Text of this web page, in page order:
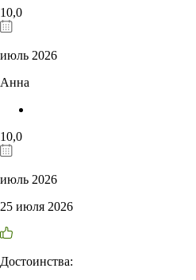
10,0
июль 2026
Анна
10,0
июль 2026
25 июля 2026
Достоинства: